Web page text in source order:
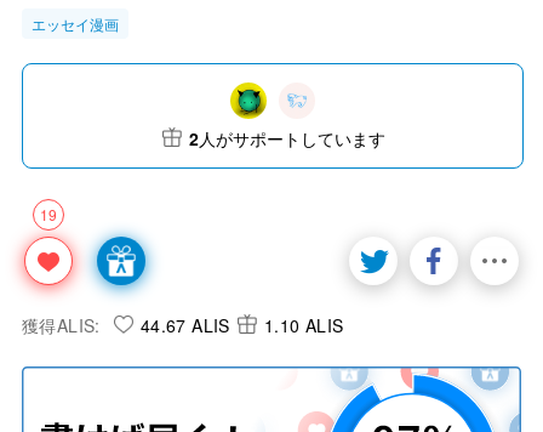
エッセイ漫画
19
2人がサポートしています
獲得ALIS: 44.67 ALIS 1.10 ALIS